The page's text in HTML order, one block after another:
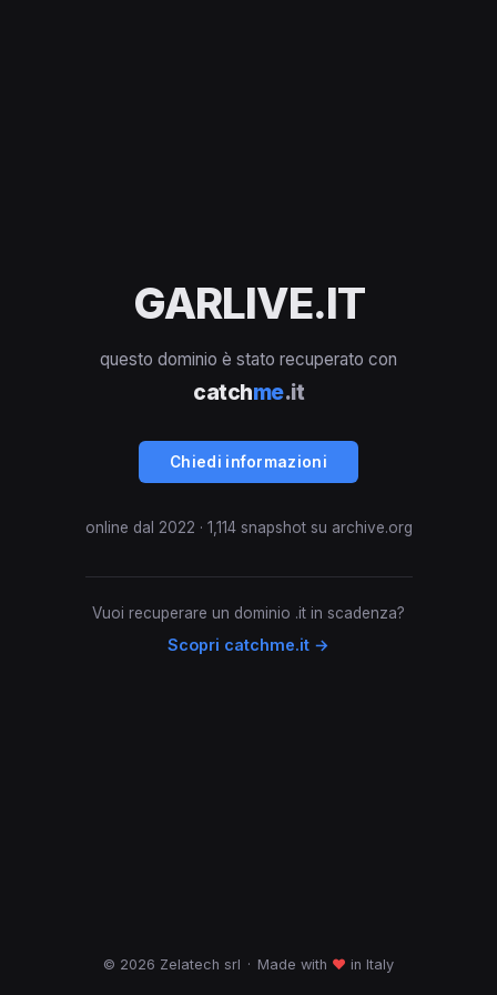
GARLIVE.IT
questo dominio è stato recuperato con
catchme.it
Chiedi informazioni
online dal 2022 · 1,114 snapshot su archive.org
Vuoi recuperare un dominio .it in scadenza?
Scopri catchme.it →
© 2026 Zelatech srl · Made with ♥ in Italy